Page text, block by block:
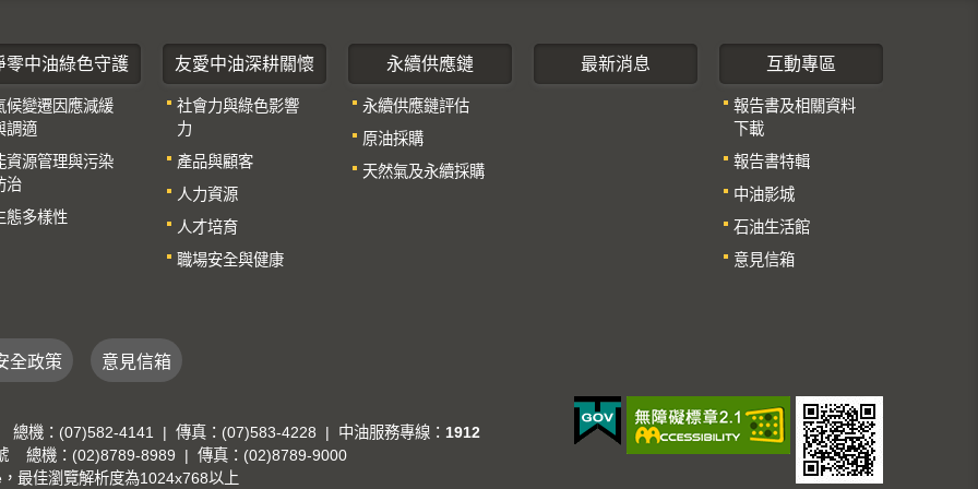
零中油綠色守護
候變遷因應減緩
調適
資源管理與污染
治
態多樣性
友愛中油深耕關懷
社會力與綠色影響
力
產品與顧客
人力資源
人才培育
職場安全與健康
永續供應鏈
永續供應鏈評估
原油採購
天然氣及永續採購
最新消息 互動專區
報告書及相關資料
下載
報告書特輯
中油影城
石油生活館
意見信箱
全政策 意見信箱
總機：(07)582-4141 | 傳真：(07)583-4228 | 中油服務專線： 1912
總機：(02)8789-8989 | 傳真：(02)8789-9000
最佳瀏覽解析度為1024x768以上